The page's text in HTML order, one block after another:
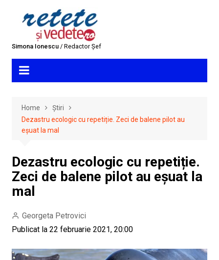
Simona Ionescu/ Redactor Șef
Home
Știri
Dezastru ecologic cu repetiție. Zeci de balene pilot au
eșuat la mal
Dezastru ecologic cu repetiție.
Zeci de balene pilot au eșuat la
mal
Georgeta Petrovici
Publicat la 22 februarie 2021, 20:00